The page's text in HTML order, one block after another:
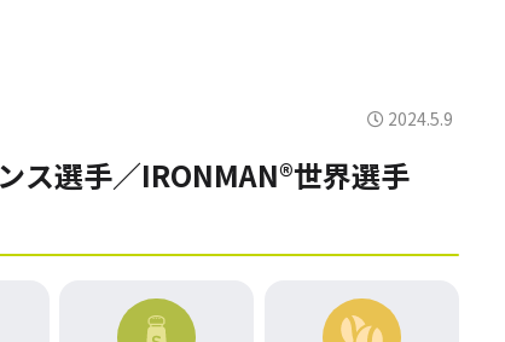
2024.5.9
ス選手／IRONMAN®世界選手